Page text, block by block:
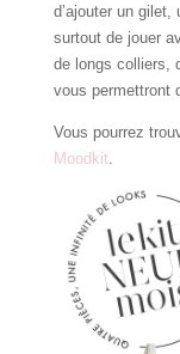
d’ajouter un
surtout de jouer
de longs colliers,
vous permettront
Vous pourrez
Moodkit